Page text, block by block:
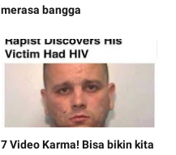
merasa bangga
7 Video Karma! Bisa bikin kita